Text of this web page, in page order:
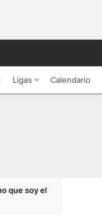
Ligas Calendario
que soy el